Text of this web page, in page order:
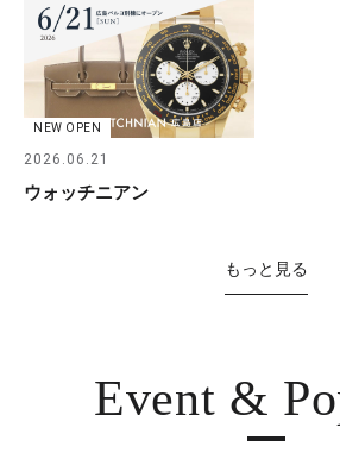
NEW OPEN
2026.06.21
ウォッチニアン
もっと見る
Event &